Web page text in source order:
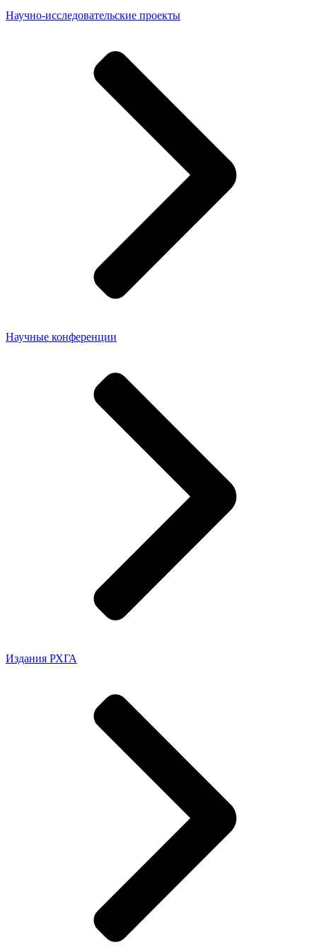
Научно-исследовательские проекты
Научные конференции
Издания РХГА